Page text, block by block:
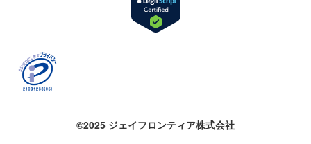
©2025 ジェイフロンティア株式会社